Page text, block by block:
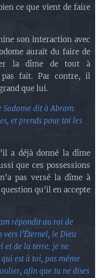
ce que vient de faire
son interaction avec
aurait du faire de
la dîme de tout à
fait. Par contre, il
que lui.
Sodome dit à Abram:
et prends pour toi les
a déjà donné la dîme
que ces possessions
pas versé la dîme à
qu'il en accepte
répondit au roi de
vers l'Éternel, le Dieu
et de la terre: je ne
est à toi, pas même
afin que tu ne dises